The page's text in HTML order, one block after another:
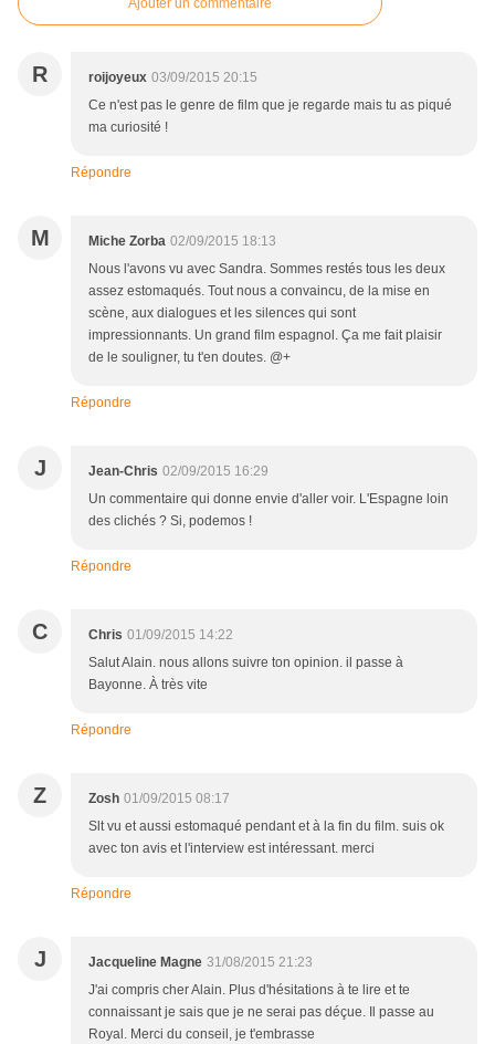
Ajouter un commentaire
R roijoyeux 03/09/2015 20:15
Ce n'est pas le genre de film que je regarde mais tu as piqué
ma curiosité !
Répondre
M Miche Zorba 02/09/2015 18:13
Nous l'avons vu avec Sandra. Sommes restés tous les deux
assez estomaqués. Tout nous a convaincu, de la mise en
scène, aux dialogues et les silences qui sont
impressionnants. Un grand film espagnol. Ça me fait plaisir
de le souligner, tu t'en doutes. @+
Répondre
J Jean-Chris 02/09/2015 16:29
Un commentaire qui donne envie d'aller voir. L'Espagne loin
des clichés ? Si, podemos !
Répondre
C Chris 01/09/2015 14:22
Salut Alain. nous allons suivre ton opinion. il passe à
Bayonne. À très vite
Répondre
Z Zosh 01/09/2015 08:17
Slt vu et aussi estomaqué pendant et à la fin du film. suis ok
avec ton avis et l'interview est intéressant. merci
Répondre
J Jacqueline Magne 31/08/2015 21:23
J'ai compris cher Alain. Plus d'hésitations à te lire et te
connaissant je sais que je ne serai pas déçue. Il passe au
Royal. Merci du conseil, je t'embrasse